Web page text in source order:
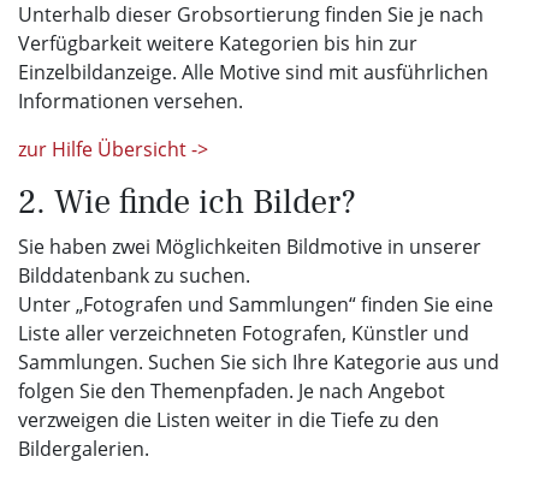
Unterhalb dieser Grobsortierung finden Sie je nach
Verfügbarkeit weitere Kategorien bis hin zur
Einzelbildanzeige. Alle Motive sind mit ausführlichen
Informationen versehen.
zur Hilfe Übersicht ->
2. Wie finde ich Bilder?
Sie haben zwei Möglichkeiten Bildmotive in unserer
Bilddatenbank zu suchen.
Unter „Fotografen und Sammlungen“ finden Sie eine
Liste aller verzeichneten Fotografen, Künstler und
Sammlungen. Suchen Sie sich Ihre Kategorie aus und
folgen Sie den Themenpfaden. Je nach Angebot
verzweigen die Listen weiter in die Tiefe zu den
Bildergalerien.